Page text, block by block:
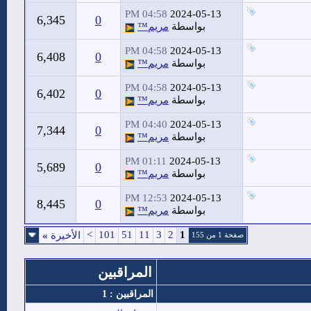
2024-05-13
04:58 PM
بواسطة مريم™ 0
6,345
2024-05-13
04:58 PM
بواسطة مريم™ 0
6,408
2024-05-13
04:58 PM
بواسطة مريم™ 0
6,402
2024-05-13
04:40 PM
بواسطة مريم™ 0
7,344
2024-05-13
01:11 PM
بواسطة مريم™ 0
5,689
2024-05-13
12:53 PM
بواسطة مريم™ 0
8,445
صفحة 1 من 155 1
2
3
11
51
101
> الأخيرة »
المراقبين
المراقبين : 1